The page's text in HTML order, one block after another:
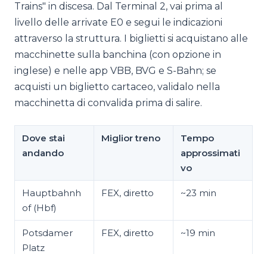
Trains" in discesa. Dal Terminal 2, vai prima al
livello delle arrivate E0 e segui le indicazioni
attraverso la struttura. I biglietti si acquistano alle
macchinette sulla banchina (con opzione in
inglese) e nelle app VBB, BVG e S-Bahn; se
acquisti un biglietto cartaceo, validalo nella
macchinetta di convalida prima di salire.
Dove stai
andando
Miglior treno
Tempo
approssimati
vo
Hauptbahnh
of (Hbf)
FEX, diretto ~23 min
Potsdamer
Platz
FEX, diretto ~19 min